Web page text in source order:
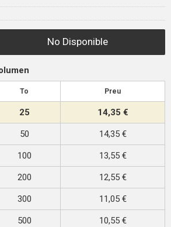
No Disponible
To Preu
25 14,35 €
50 14,35 €
100 13,55 €
200 12,55 €
300 11,05 €
500 10,55 €